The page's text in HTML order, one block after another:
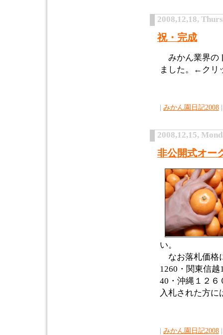
2008,12,18,
祝・完成
みかん業界の
ました。←クリ
| みかん園日記2008
2008,12,15,
非公開式オー
い。
なお落札価格
1260・関東信
40・沖縄１２
入札された方に
| みかん園日記2008